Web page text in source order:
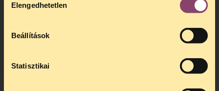
kiválasztása
Elengedhetetlen
Beállítások
Statisztikai
hogytelefonos jogsegélyünk július 27 és
telefonos jogsegély
kedden, 13 és 15 óra között lesz
alatt is elér minket.